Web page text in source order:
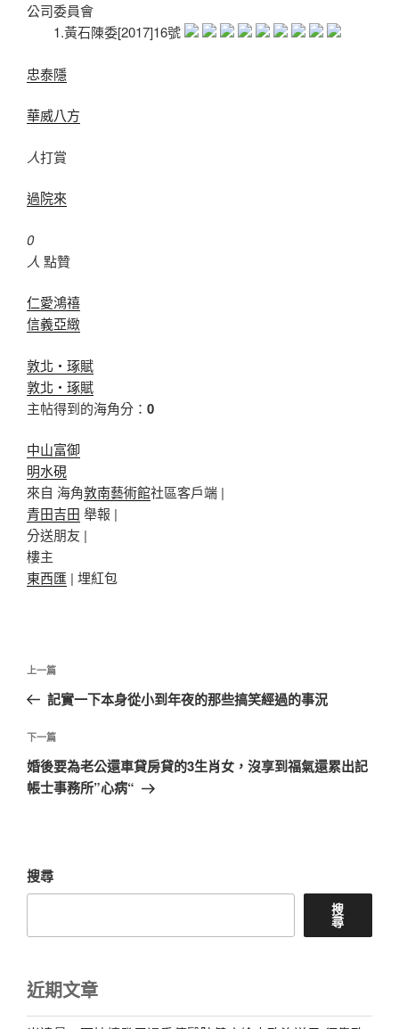
公司委員會
1.黃石陳委[2017]16號
忠泰隱
華威八方
人打賞
過院來
0
人 點贊
仁愛鴻禧
信義亞緻
敦北‧琢賦
敦北‧琢賦
主帖得到的海角分： 0
中山富御
明水硯
來自 海角敦南藝術館社區客戶端 |
青田吉田 舉報 |
分送朋友 |
樓主
東西匯 | 埋紅包
文
導
覽
上
一
文
章
上一篇
記實一下本身從小到年夜的那些搞笑經過的事況
下
一
篇
下一篇
婚後要為老公還車貸房貸的3生肖女，沒享到福氣還累出記
帳士事務所”心病“
搜尋
搜
尋
近期文章